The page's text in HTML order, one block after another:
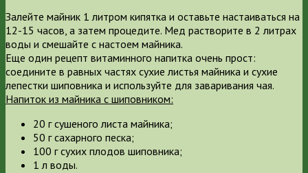
Залейте майник 1 литром кипятка и оставьте настаиваться на
12-15 часов, а затем процедите. Мед растворите в 2 литрах
воды и смешайте с настоем майника.
Еще один рецепт витаминного напитка очень прост:
соедините в равных частях сухие листья майника и сухие
лепестки шиповника и используйте для заваривания чая.
Напиток из майника с шиповником:
20 г сушеного листа майника;
50 г сахарного песка;
100 г сухих плодов шиповника;
1 л воды.